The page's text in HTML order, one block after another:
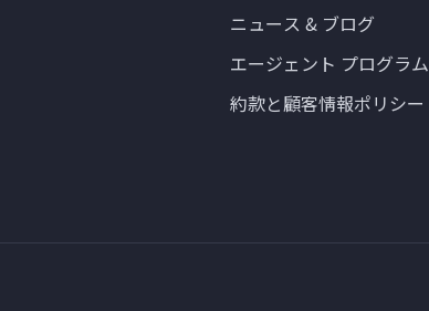
ニュース & ブログ
エージェント プログラム
約款と顧客情報ポリシー